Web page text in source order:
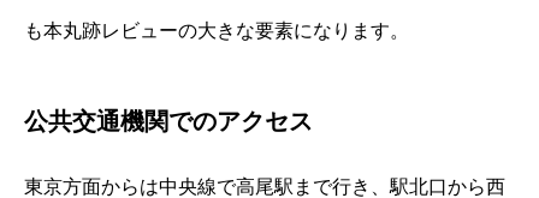
も本丸跡レビューの大きな要素になります。
公共交通機関でのアクセス
東京方面からは中央線で高尾駅まで行き、駅北口から西